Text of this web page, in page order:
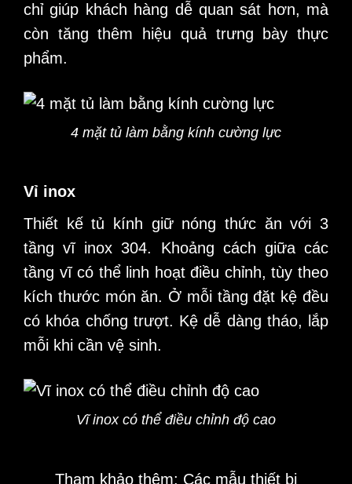
chỉ giúp khách hàng dễ quan sát hơn, mà
còn tăng thêm hiệu quả trưng bày thực
phẩm.
4 mặt tủ làm bằng kính cường lực
Vỉ inox
Thiết kế tủ kính giữ nóng thức ăn với 3
tầng vĩ inox 304. Khoảng cách giữa các
tầng vĩ có thể linh hoạt điều chỉnh, tùy theo
kích thước món ăn. Ở mỗi tầng đặt kệ đều
có khóa chống trượt. Kệ dễ dàng tháo, lắp
mỗi khi cần vệ sinh.
Vĩ inox có thể điều chỉnh độ cao
Tham khảo thêm: Các mẫu thiết bị